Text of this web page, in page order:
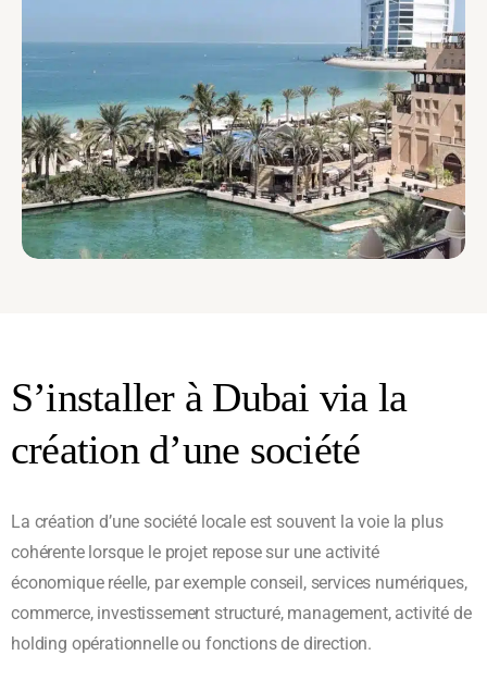
S’installer à Dubai via la
création d’une société
La création d’une société locale est souvent la voie la plus
cohérente lorsque le projet repose sur une activité
économique réelle, par exemple conseil, services numériques,
commerce, investissement structuré, management, activité de
holding opérationnelle ou fonctions de direction.